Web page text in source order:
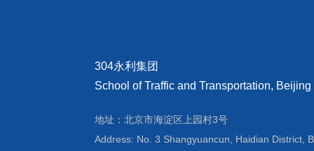
304永利集团
School of Traffic and Transportation,
地址：北京市海淀区上园村3号
Address: No. 3 Shangyuancun, Haidian District,